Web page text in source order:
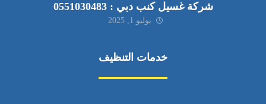
شركة غسيل كنب دبي : 0551030483
يوليو 1, 2025
خدمات التنظيف